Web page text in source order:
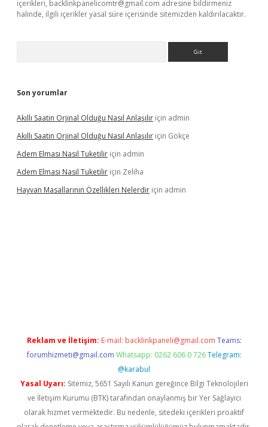
içerikleri, backlinkpanelicomtr@gmail.com adresine bildirmeniz
halinde, ilgili içerikler yasal süre içerisinde sitemizden kaldırılacaktır.
Son yorumlar
Akıllı Saatin Orjinal Olduğu Nasıl Anlaşılır için admin
Akıllı Saatin Orjinal Olduğu Nasıl Anlaşılır için Gökçe
Adem Elması Nasil Tuketilir için admin
Adem Elması Nasil Tuketilir için Zeliha
Hayvan Masallarının Özellikleri Nelerdir için admin
Reklam ve İletişim: E-mail: backlinkpaneli@gmail.com Teams:
forumhizmeti@gmail.com Whatsapp: 0262 606 0 726 Telegram:
@karabul
Yasal Uyarı: Sitemiz, 5651 Sayılı Kanun gereğince Bilgi Teknolojileri
ve İletişim Kurumu (BTK) tarafından onaylanmış bir Yer Sağlayıcı
olarak hizmet vermektedir. Bu nedenle, sitedeki içerikleri proaktif